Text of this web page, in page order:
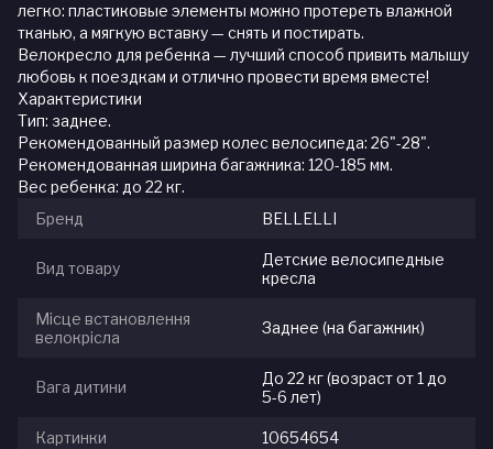
легко: пластиковые элементы можно протереть влажной
тканью, а мягкую вставку — снять и постирать.
Велокресло для ребенка — лучший способ привить малышу
любовь к поездкам и отлично провести время вместе!
Характеристики
Тип: заднее.
Рекомендованный размер колес велосипеда: 26"-28".
Рекомендованная ширина багажника: 120-185 мм.
Вес ребенка: до 22 кг.
Бренд
BELLELLI
Вид товару
Детские велосипедные
кресла
Місце встановлення
велокрісла
Заднее (на багажник)
Вага дитини
До 22 кг (возраст от 1 до
5-6 лет)
Картинки 10654654